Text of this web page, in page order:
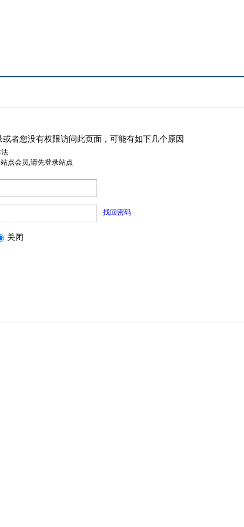
或者您没有权限访问此页面，可能有如下几个原因
点会员,请先登录站点
找回密码
关闭